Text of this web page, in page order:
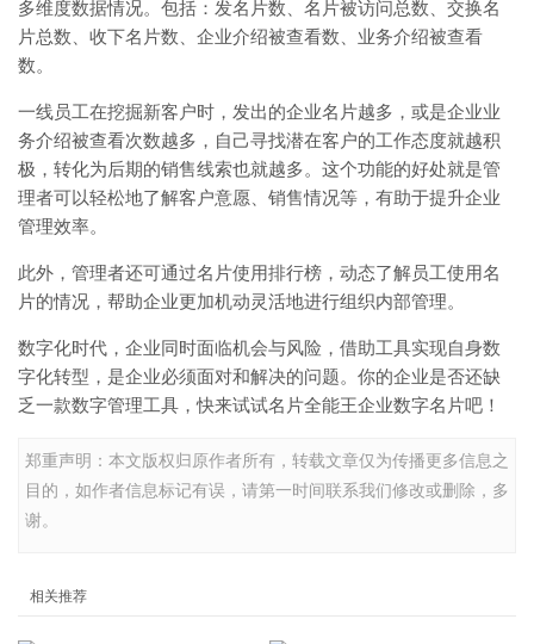
多维度数据情况。包括：发名片数、名片被访问总数、交换名
片总数、收下名片数、企业介绍被查看数、业务介绍被查看
数。
一线员工在挖掘新客户时，发出的企业名片越多，或是企业业
务介绍被查看次数越多，自己寻找潜在客户的工作态度就越积
极，转化为后期的销售线索也就越多。这个功能的好处就是管
理者可以轻松地了解客户意愿、销售情况等，有助于提升企业
管理效率。
此外，管理者还可通过名片使用排行榜，动态了解员工使用名
片的情况，帮助企业更加机动灵活地进行组织内部管理。
数字化时代，企业同时面临机会与风险，借助工具实现自身数
字化转型，是企业必须面对和解决的问题。你的企业是否还缺
乏一款数字管理工具，快来试试名片全能王企业数字名片吧！
郑重声明：本文版权归原作者所有，转载文章仅为传播更多信息之
目的，如作者信息标记有误，请第一时间联系我们修改或删除，多
谢。
相关推荐